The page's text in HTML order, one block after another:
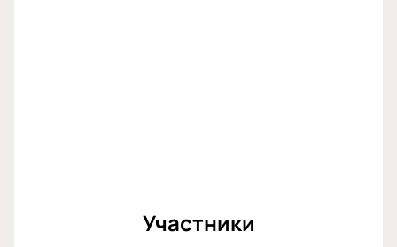
Обратите внимание, возможна смена актёрского
Участники